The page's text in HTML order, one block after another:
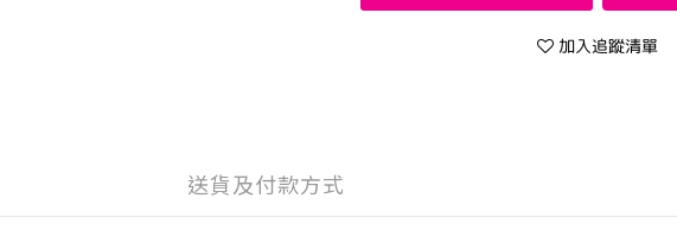
加入追蹤清單
送貨及付款方式